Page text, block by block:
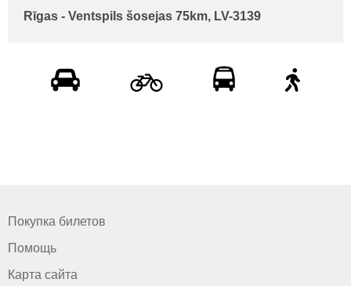
Rīgas - Ventspils šosejas 75km, LV-3139
Покупка билетов
Помощь
Карта сайта